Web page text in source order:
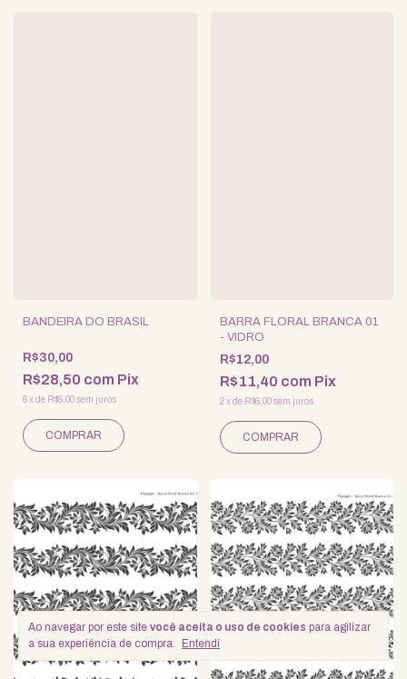
Ao navegar por este site você aceita o uso de cookies para agilizar
a sua experiência de compra.
Entendi
BANDEIRA DO BRASIL
R$30,00
R$28,50 com Pix
6xde R$5,00sem juros
BARRA FLORAL BRANCA 01
- VIDRO
R$12,00
R$11,40 com Pix
2 xde R$6,00 sem juros